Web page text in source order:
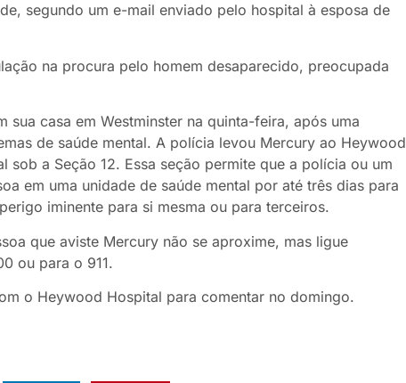
segundo um e-mail enviado pelo hospital à esposa de
na procura pelo homem desaparecido, preocupada
sua casa em Westminster na quinta-feira, após uma
de saúde mental. A polícia levou Mercury ao Heywood
sob a Seção 12. Essa seção permite que a polícia ou um
em uma unidade de saúde mental por até três dias para
iminente para si mesma ou para terceiros.
que aviste Mercury não se aproxime, mas ligue
ou para o 911.
o Heywood Hospital para comentar no domingo.